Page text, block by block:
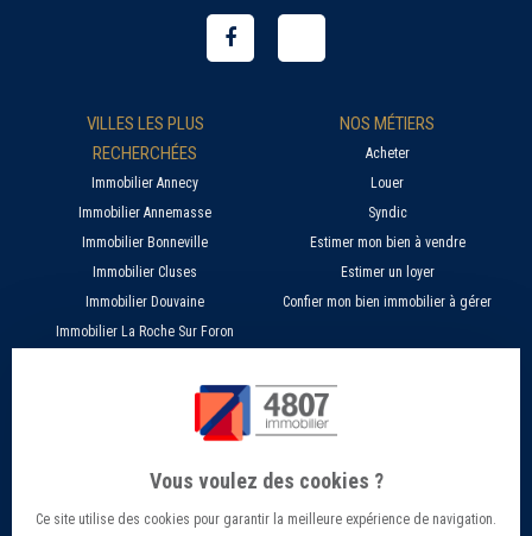
VILLES LES PLUS
RECHERCHÉES
Immobilier Annecy
Immobilier Annemasse
Immobilier Bonneville
Immobilier Cluses
Immobilier Douvaine
Immobilier La Roche Sur Foron
NOS MÉTIERS
Acheter
Louer
Syndic
Estimer mon bien à vendre
Estimer un loyer
Confier mon bien immobilier à gérer
Nos agences 4807
Barème Transaction immobilière
SERVICES EN LIGNE
Estimer mon bien immobilier en ligne
Candidature location
Offres d’emploi - Recrutement
Vous voulez des cookies ?
Ce site utilise des cookies pour garantir la meilleure expérience de navigation.